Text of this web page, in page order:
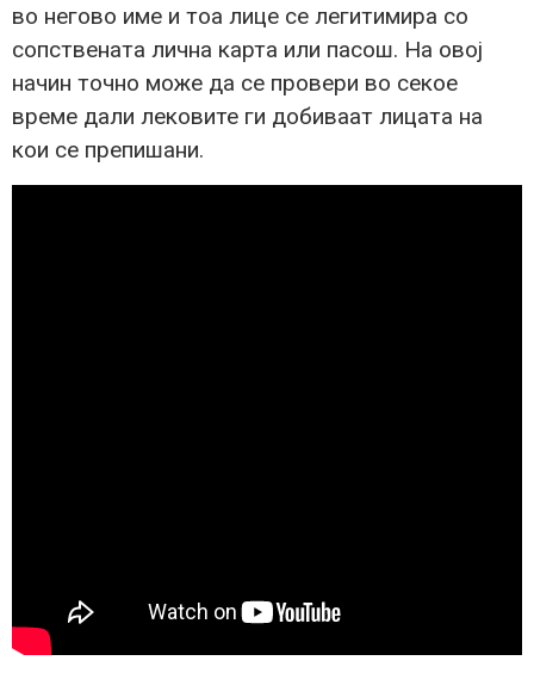
во негово име и тоа лице се легитимира со
сопствената лична карта или пасош. На овој
начин точно може да се провери во секое
време дали лековите ги добиваат лицата на
кои се препишани.